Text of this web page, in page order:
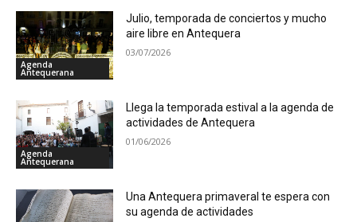
Agenda
Antequerana
Julio, temporada de conciertos y mucho
aire libre en Antequera
03/07/2026
Agenda
Antequerana
Llega la temporada estival a la agenda de
actividades de Antequera
01/06/2026
Una Antequera primaveral te espera con
su agenda de actividades